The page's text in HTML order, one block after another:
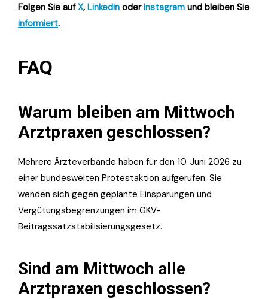
Folgen Sie aufX, Linkedin oderInstagram und bleiben Sie
informiert.
FAQ
Warum bleiben am Mittwoch
Arztpraxen geschlossen?
Mehrere Ärzteverbände haben für den 10. Juni 2026 zu
einer bundesweiten Protestaktion aufgerufen. Sie
wenden sich gegen geplante Einsparungen und
Vergütungsbegrenzungen im GKV-
Beitragssatzstabilisierungsgesetz.
Sind am Mittwoch alle
Arztpraxen geschlossen?